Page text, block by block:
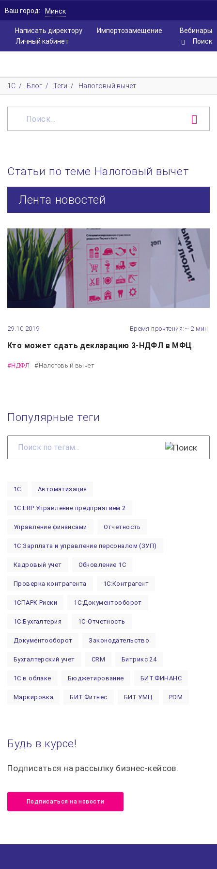
Написать директору Вебинары
Импортозамещение
Личный кабинет
Ваш город: Минск
Поиск
1С / Блог / Теги / Налоговый вычет
Статьи по теме Налоговый вычет
Лента новостей
29.10.2019 Время прочтения:~ 2 мин.
Кто может сдать декларацию 3-НДФЛ в МФЦ
#НДФЛ #Налоговый вычет
Популярные теги
1С Автоматизация
1С:ERP Управление предприятием 2
Управление финансами Отчетность
1С:Зарплата и управление персоналом (ЗУП)
Кадровый учет Обновление 1С
Проверка контрагента 1С:Контрагент
1СПАРК Риски 1С:Документооборот
1С:Бухгалтерия 1С-Отчетность
Документооборот Законодательство
Бухгалтерский учет CRM Битрикс 24
1С в облаке Бюджетирование БИТ.ФИНАНС
Маркировка БИТ.Фитнес БИТ.УМЦ PDM
Управленческий учет Лицензии 1С Поддержка 1С
1С:Управление нашей фирмой 8
ИТС Сервисы 1С БИТ.СТРОИТЕЛЬСТВО
Будь в курсе!
Подписаться на рассылку бизнес-кейсов.
Подписаться на новости